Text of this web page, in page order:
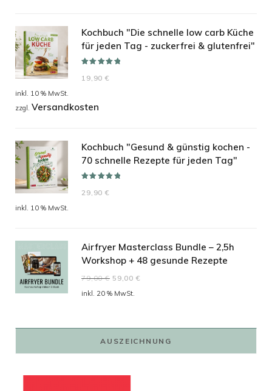
Kochbuch "Die schnelle low carb Küche
für jeden Tag - zuckerfrei & glutenfrei"
5.00 von 5
19,90€
inkl. 10 % MwSt.
zzgl. Versandkosten
Kochbuch "Gesund & günstig kochen -
70 schnelle Rezepte für jeden Tag"
5.00 von 5
29,90€
inkl. 10 % MwSt.
Airfryer Masterclass Bundle – 2,5h
Workshop + 48 gesunde Rezepte
79,00€ Ursprünglicher
Preis
59,00 €
inkl. 20 % MwSt.
AUSZEICHNUNG